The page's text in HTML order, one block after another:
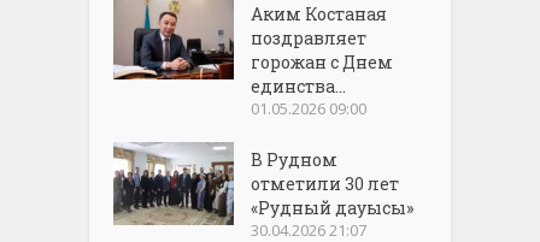
Аким Костаная
поздравляет
горожан с Днем
единства...
01.05.2026 09:00
В Рудном
отметили 30 лет
«Рудный дауысы»
30.04.2026 21:07